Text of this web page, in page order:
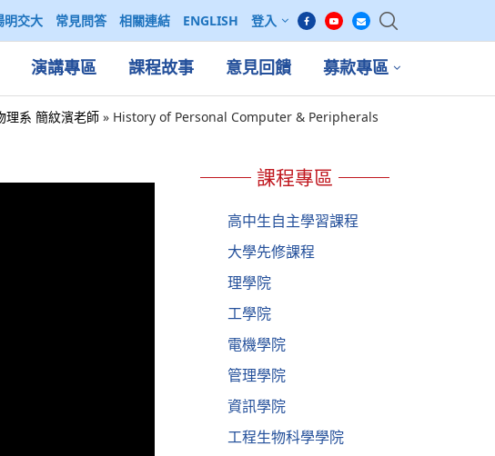
明交大 常見問答 相關連結 ENGLISH 登入
演講專區 課程故事 意見回饋 募款專區
系 簡紋濱老師 » History of Personal Computer & Peripherals
課程專區
高中生自主學習課程
大學先修課程
理學院
工學院
電機學院
管理學院
資訊學院
工程生物科學學院